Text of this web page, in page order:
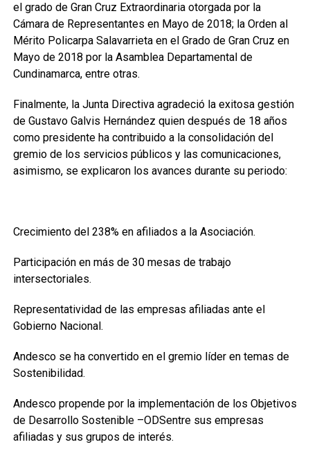
el grado de Gran Cruz Extraordinaria otorgada por la
Cámara de Representantes en Mayo de 2018; la Orden al
Mérito Policarpa Salavarrieta en el Grado de Gran Cruz en
Mayo de 2018 por la Asamblea Departamental de
Cundinamarca, entre otras.
Finalmente, la Junta Directiva agradeció la exitosa gestión
de Gustavo Galvis Hernández quien después de 18 años
como presidente ha contribuido a la consolidación del
gremio de los servicios públicos y las comunicaciones,
asimismo, se explicaron los avances durante su periodo:
Crecimiento del 238% en afiliados a la Asociación.
Participación en más de 30 mesas de trabajo
intersectoriales.
Representatividad de las empresas afiliadas ante el
Gobierno Nacional.
Andesco se ha convertido en el gremio líder en temas de
Sostenibilidad.
Andesco propende por la implementación de los Objetivos
de Desarrollo Sostenible –ODSentre sus empresas
afiliadas y sus grupos de interés.